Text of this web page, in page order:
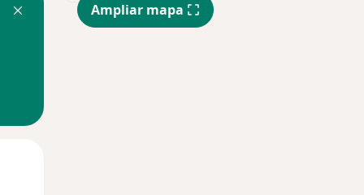
Ampliar mapa